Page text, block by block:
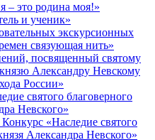
– это родина моя!»
и ученик»
экскурсионных
связующая нить»
посвященный святому
Александру Невскому
России»
святого благоверного
Невского»
«Наследие святого
Александра Невского»